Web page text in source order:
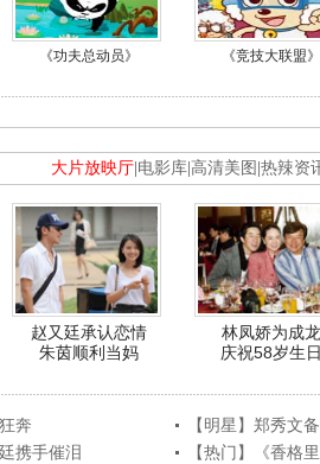
《功夫总动员》 《竞技大联盟》
大片放映厅 电影库 高清美图 热辣资
赵又廷承认恋情
朱茵顺利当妈
林凤娇为成龙
庆祝58岁生
奔
【明星】郑秀文
携手催泪
【热门】《香格